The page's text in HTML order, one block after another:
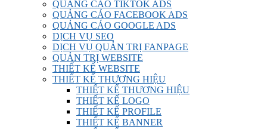
QUẢNG CÁO TIKTOK ADS
QUẢNG CÁO FACEBOOK ADS
QUẢNG CÁO GOOGLE ADS
DỊCH VỤ SEO
DỊCH VỤ QUẢN TRỊ FANPAGE
QUẢN TRỊ WEBSITE
THIẾT KẾ WEBSITE
THIẾT KẾ THƯƠNG HIỆU
THIẾT KẾ THƯƠNG HIỆU
THIẾT KẾ LOGO
THIẾT KẾ PROFILE
THIẾT KẾ BANNER